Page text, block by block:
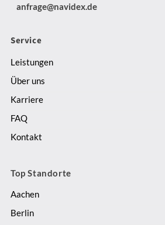
anfrage@navidex.de
Service
Leistungen
Über uns
Karriere
FAQ
Kontakt
Top Standorte
Aachen
Berlin